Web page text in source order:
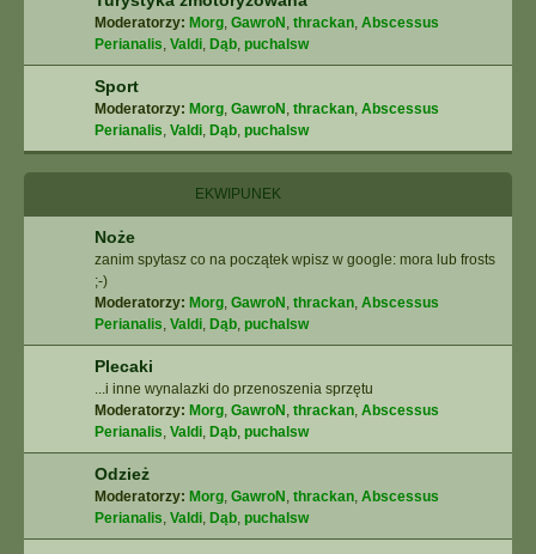
Moderatorzy: Morg, GawroN , thrackan, Abscessus
Perianalis, Valdi, Dąb, puchalsw
Sport
Moderatorzy: Morg, GawroN , thrackan, Abscessus
Perianalis, Valdi, Dąb, puchalsw
EKWIPUNEK
Noże
zanim spytasz co na początek wpisz w google: mora lub frosts
;-)
Moderatorzy: Morg, GawroN , thrackan, Abscessus
Perianalis, Valdi, Dąb, puchalsw
Plecaki
...i inne wynalazki do przenoszenia sprzętu
Moderatorzy: Morg, GawroN , thrackan, Abscessus
Perianalis, Valdi, Dąb, puchalsw
Odzież
Moderatorzy: Morg, GawroN , thrackan, Abscessus
Perianalis, Valdi, Dąb, puchalsw